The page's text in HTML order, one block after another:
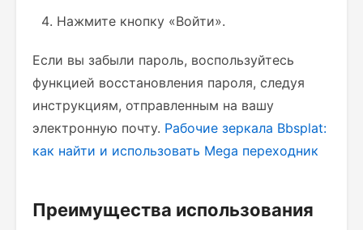
Нажмите кнопку «Войти».
Если вы забыли пароль, воспользуйтесь
функцией восстановления пароля, следуя
инструкциям, отправленным на вашу
электронную почту. Рабочие зеркала Bbsplat:
как найти и использовать Mega переходник
Преимущества использования